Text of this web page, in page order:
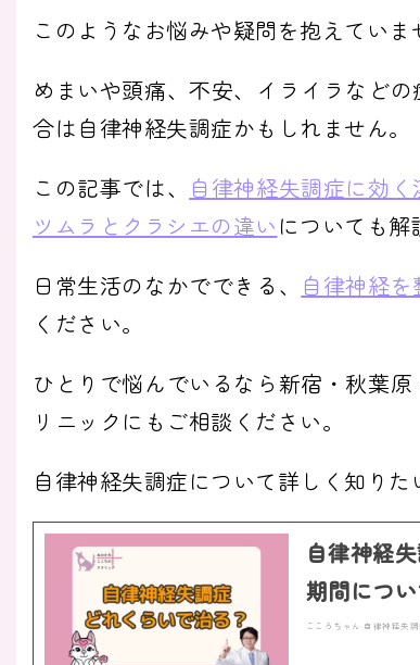
このようなお悩みや疑問を抱えていま
めまいや頭痛、不安、イライラなど
合は自律神経失調症かもしれません。
この記事では、
自律神経失調症に効
ツムラとクラシエの違い についても解
日常生活のなかでできる、
自律神経
ください。
ひとりで悩んでいるなら新宿・秋葉
リニックにもご相談ください。
自律神経失調症について詳しく知りた
自律神経
期間につ
こころちゃん 自律神経失